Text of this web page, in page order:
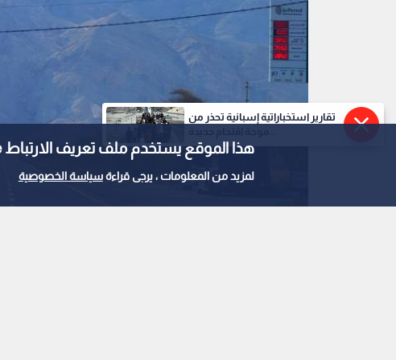
هذا الموقع يستخدم ملف تعريف الارتباط Cookie
لمزيد من المعلومات ، يرجى قراءةسياسة الخصوصية
تقارير استخباراتية إسبانية تحذر من